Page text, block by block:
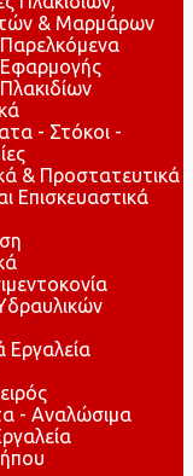
& Μαρμάρων
Παρελκόμενα
Εφαρμογής
Πλακιδίων
- Στόκοι -
& Προστατευτικά
Επισκευαστικά
Εργαλεία
- Αναλώσιμα